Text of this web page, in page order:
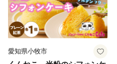
愛知県小牧市